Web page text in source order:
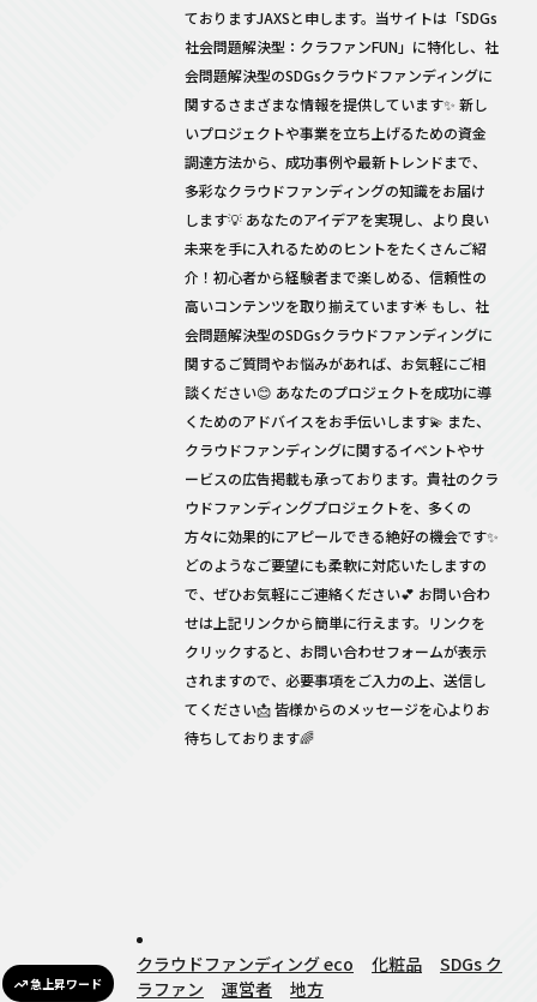
ておりますJAXSと申します。当サイトは「SDGs
社会問題解決型：クラファンFUN」に特化し、社
会問題解決型のSDGsクラウドファンディングに
関するさまざまな情報を提供しています✨ 新し
いプロジェクトや事業を立ち上げるための資金
調達方法から、成功事例や最新トレンドまで、
多彩なクラウドファンディングの知識をお届け
します💡 あなたのアイデアを実現し、より良い
未来を手に入れるためのヒントをたくさんご紹
介！初心者から経験者まで楽しめる、信頼性の
高いコンテンツを取り揃えています🌟 もし、社
会問題解決型のSDGsクラウドファンディングに
関するご質問やお悩みがあれば、お気軽にご相
談ください😊 あなたのプロジェクトを成功に導
くためのアドバイスをお手伝いします💫 また、
クラウドファンディングに関するイベントやサ
ービスの広告掲載も承っております。貴社のクラ
ウドファンディングプロジェクトを、多くの
方々に効果的にアピールできる絶好の機会です✨
どのようなご要望にも柔軟に対応いたしますの
で、ぜひお気軽にご連絡ください💕 お問い合わ
せは上記リンクから簡単に行えます。リンクを
クリックすると、お問い合わせフォームが表示
されますので、必要事項をご入力の上、送信し
てください📩 皆様からのメッセージを心よりお
待ちしております🌈
急上昇ワード
クラウドファンディング eco 化粧品
SDGs ク
ラファン
運営者 地方